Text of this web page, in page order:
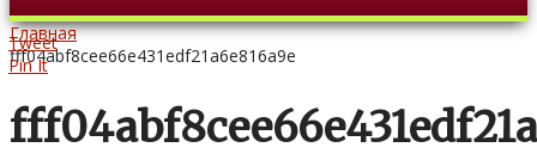
Главная
fff04abf8cee66e431edf21a6e816a9e
Tweet
Pin It